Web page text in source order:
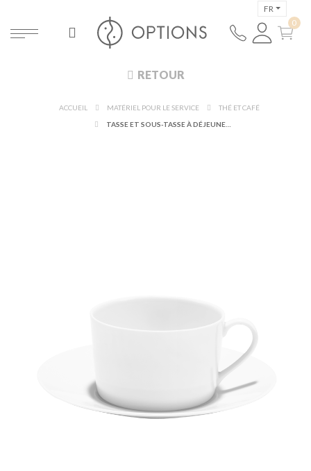
FR
RETOUR
ACCUEIL MATÉRIEL POUR LE SERVICE
THÉ ET CAFÉ